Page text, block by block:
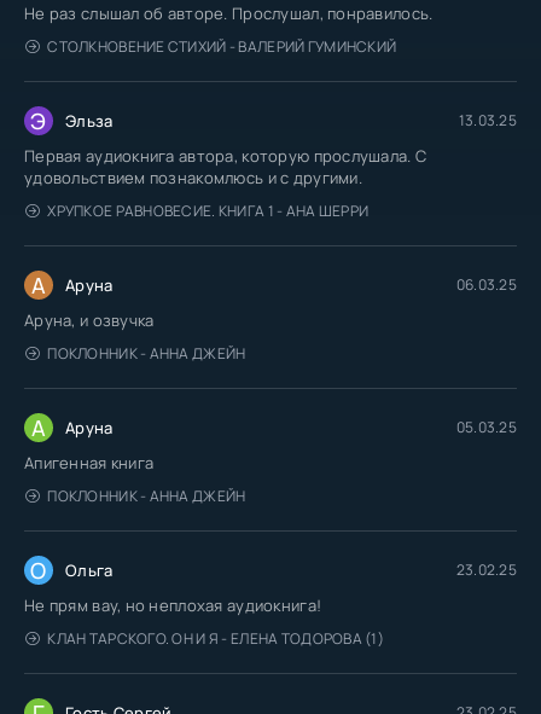
Не раз слышал об авторе. Прослушал, понравилось.
СТОЛКНОВЕНИЕ СТИХИЙ - ВАЛЕРИЙ ГУМИНСКИЙ
Э Эльза 13.03.25
Первая аудиокнига автора, которую прослушала. С
удовольствием познакомлюсь и с другими.
ХРУПКОЕ РАВНОВЕСИЕ. КНИГА 1 - АНА ШЕРРИ
А Аруна 06.03.25
Аруна, и озвучка
ПОКЛОННИК - АННА ДЖЕЙН
А Аруна 05.03.25
Апигенная книга
ПОКЛОННИК - АННА ДЖЕЙН
О Ольга 23.02.25
Не прям вау, но неплохая аудиокнига!
КЛАН ТАРСКОГО. ОН И Я - ЕЛЕНА ТОДОРОВА (1)